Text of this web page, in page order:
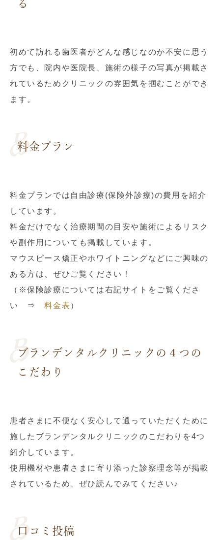
る
初めて訪れる歯医者がどんな感じなのか不安に思う
方でも、院内や医院長、施術の様子の写真が掲載さ
れているためクリニックの雰囲気を掴むことができ
ます。
料金プラン
料金プランでは自由診療(保険外診療)の費用を紹介
しています。
料金だけでなく治療期間の目安や施術によるリスク
や副作用についても掲載しています。
マウスピース矯正やホワイトニングなどにご興味の
ある方は、ぜひご覧ください！
（※保険診療については右記サイトをご覧くださ
い ⇒料金表 ）
ブランデンタルクリニックの４つの
こだわり
患者さまに不便なく安心して通っていただくために
施したブランデンタルクリニックのこだわりを4つ
紹介しています。
使用機材や患者さまに寄り添った診察理念等が掲載
されているため、ぜひ読んでみてください♪
口コミ投稿